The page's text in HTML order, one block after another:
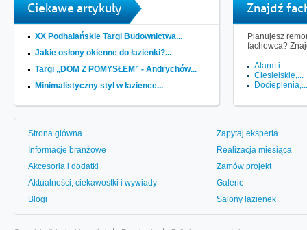
Ciekawe artykuły
XX Podhalańskie Targi Budownictwa...
Jakie osłony okienne do łazienki?...
Targi „DOM Z POMYSŁEM” - Andrychów...
Minimalistyczny styl w łazience...
Znajdź
Planujesz
fachowca?
Alarm i...
Ciesielskie,...
Docieplenia,...
Strona główna
Informacje branżowe
Akcesoria i dodatki
Aktualności, ciekawostki i wywiady
Blogi
Zapytaj eksperta
Realizacja miesiąca
Zamów projekt
Galerie
Salony łazienek